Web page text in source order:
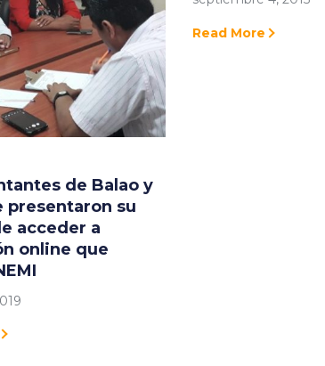
de Balao y
presentaron su
acceder a
online que
Read More